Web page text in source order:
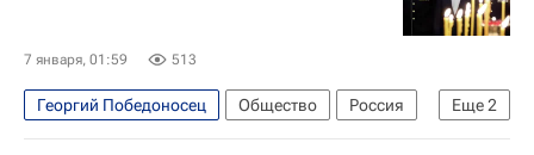
Общество
7 января, 01:59 513
Еще2
Георгий Победоносец Общество
Россия
Московская область (Подмосковье)